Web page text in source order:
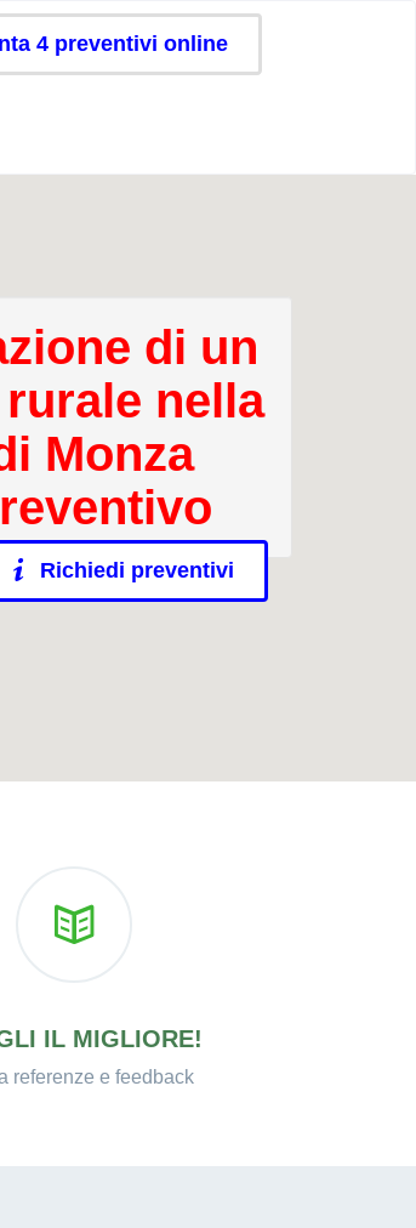
4 preventivi online
di un
nella
Monza
Richiedi preventivi
IL MIGLIORE!
referenze e feedback